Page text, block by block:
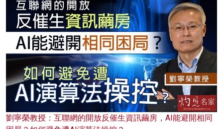
劉寧榮教授：互聯網的開放反催生資訊繭房，AI能避開相同